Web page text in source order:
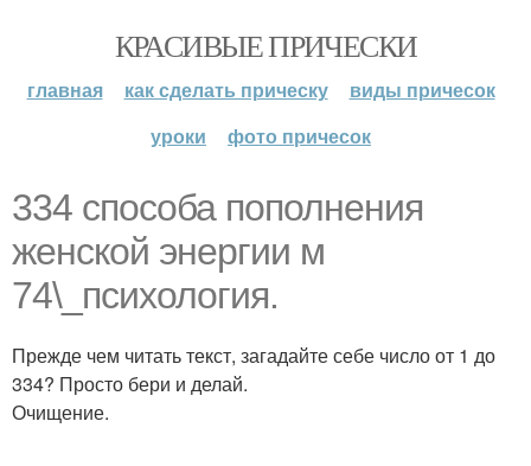
КРАСИВЫЕ ПРИЧЕСКИ
главная как сделать прическу
виды причесок
уроки
фото причесок
334 способа пополнения
женской энергии м
74\_психология.
Прежде чем читать текст, загадайте себе число от 1 до
334? Просто бери и делай.
Очищение.